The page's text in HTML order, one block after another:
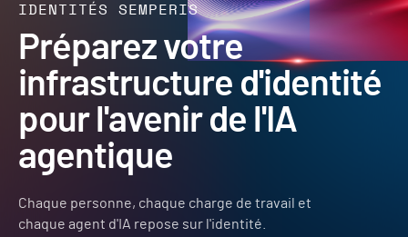
IDENTITÉS SEMPERIS
Préparez votre
infrastructure d'identité
pour l'avenir de l'IA
agentique
Chaque personne, chaque charge de travail et
chaque agent d'IA repose sur l'identité.